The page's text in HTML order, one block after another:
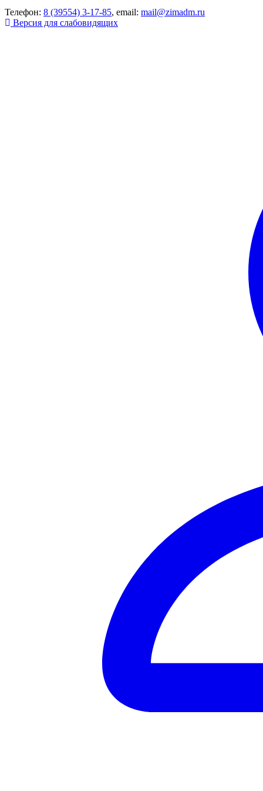
Телефон: 8 (39554) 3-17-85, email: mail@zimadm.ru
Версия для слабовидящих